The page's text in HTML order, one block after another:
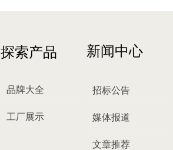
探索产品
品牌大全
工厂展示
招标公告
媒体报道
文章推荐
新闻中心